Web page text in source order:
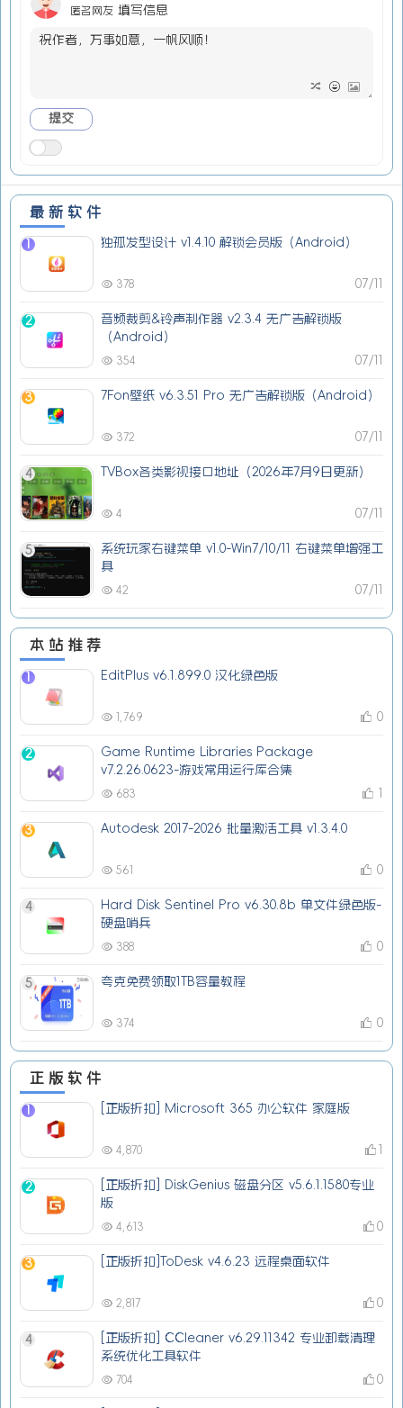
匿名网友 填写信息
最新软件
1 独孤发型设计 v1.4.10 解锁会员版（Android）
07/11
378
2
音频裁剪&铃声制作器 v2.3.4 无广告解锁版
（Android）
07/11
354
3 7Fon壁纸 v6.3.51 Pro 无广告解锁版（Android）
07/11
372
4 TVBox各类影视接口地址（2026年7月9日更新）
07/11
4
5
系统玩家右键菜单 v1.0-Win7/10/11 右键菜单增强工
具
07/11
42
本站推荐
1 EditPlus v6.1.899.0 汉化绿色版
1,769 0
2
Game Runtime Libraries Package
v7.2.26.0623-游戏常用运行库合集
683 1
3 Autodesk 2017-2026 批量激活工具 v1.3.4.0
561 0
4
Hard Disk Sentinel Pro v6.30.8b 单文件绿色版-
硬盘哨兵
388 0
5 夸克免费领取1TB容量教程
374 0
正版软件
1 [正版折扣] Microsoft 365 办公软件 家庭版
4,870 1
2
[正版折扣] DiskGenius 磁盘分区 v5.6.1.1580专业
版
4,613 0
3 [正版折扣]ToDesk v4.6.23 远程桌面软件
2,817 0
4
[正版折扣] CCleaner v6.29.11342 专业卸载清理
系统优化工具软件
704 0